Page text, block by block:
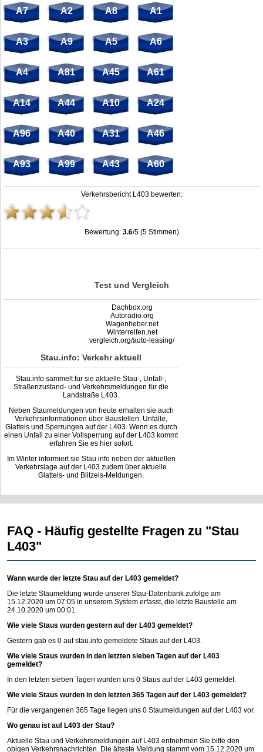
A7 A2 A8 A1
A3 A9 A5 A6
A4 A81 A45 A61
A14 A44 A10 A24
A96 A40 A31 A46
A93 A99 A43 A60
Verkehrsbericht L403 bewerten:
Bewertung:3.6/5 (5 Stimmen)
Stau L403: Unfälle, Sperrung & Baustellen | Staumelder L403 ,3.6out of5based
Test und Vergleich
Dachbox.org
Autoradio.org
Wagenheber.net
Winterreifen.net
vergleich.org/auto-leasing/
Stau.info: Verkehr aktuell
Stau.info sammelt für sie aktuelle Stau-, Unfall-,
Straßenzustand- und Verkehrsmeldungen für die
Landstraße L403.
Neben Staumeldungen von heute erhalten sie auch
Verkehrsinformationen über Baustellen, Unfälle,
Glatteis und Sperrungen auf der L403. Wenn es durch
einen Unfall zu einer Vollsperrung auf der L403 kommt
erfahren Sie es hier sofort.
Im Winter informiert sie Stau.info neben der aktuellen
Verkehrslage auf der L403 zudem über aktuelle
Glatteis- und Blitzeis-Meldungen.
FAQ - Häufig gestellte Fragen zu "Stau
L403"
Wann wurde der letzte Stau auf der L403 gemeldet?
Die letzte Staumeldung wurde unserer Stau-Datenbank zufolge am
15.12.2020 um 07:05 in unserem System erfasst, die letzte Baustelle am
24.10.2020 um 00:01.
Wie viele Staus wurden gestern auf der L403 gemeldet?
Gestern gab es 0 aufstau.info gemeldete Staus auf der L403.
Wie viele Staus wurden in den letzten sieben Tagen auf der L403
gemeldet?
In den letzten sieben Tagen wurden uns 0 Staus auf der L403 gemeldet.
Wie viele Staus wurden in den letzten 365 Tagen auf der L403 gemeldet?
Für die vergangenen 365 Tage liegen uns 0 Staumeldungen auf der L403 vor.
Wo genau ist auf L403 der Stau?
Aktuelle Stau und Verkehrsmeldungen auf L403 entnehmen Sie bitte den
obigen Verkehrsnachrichten. Die älteste Meldung stammt vom 15.12.2020 um